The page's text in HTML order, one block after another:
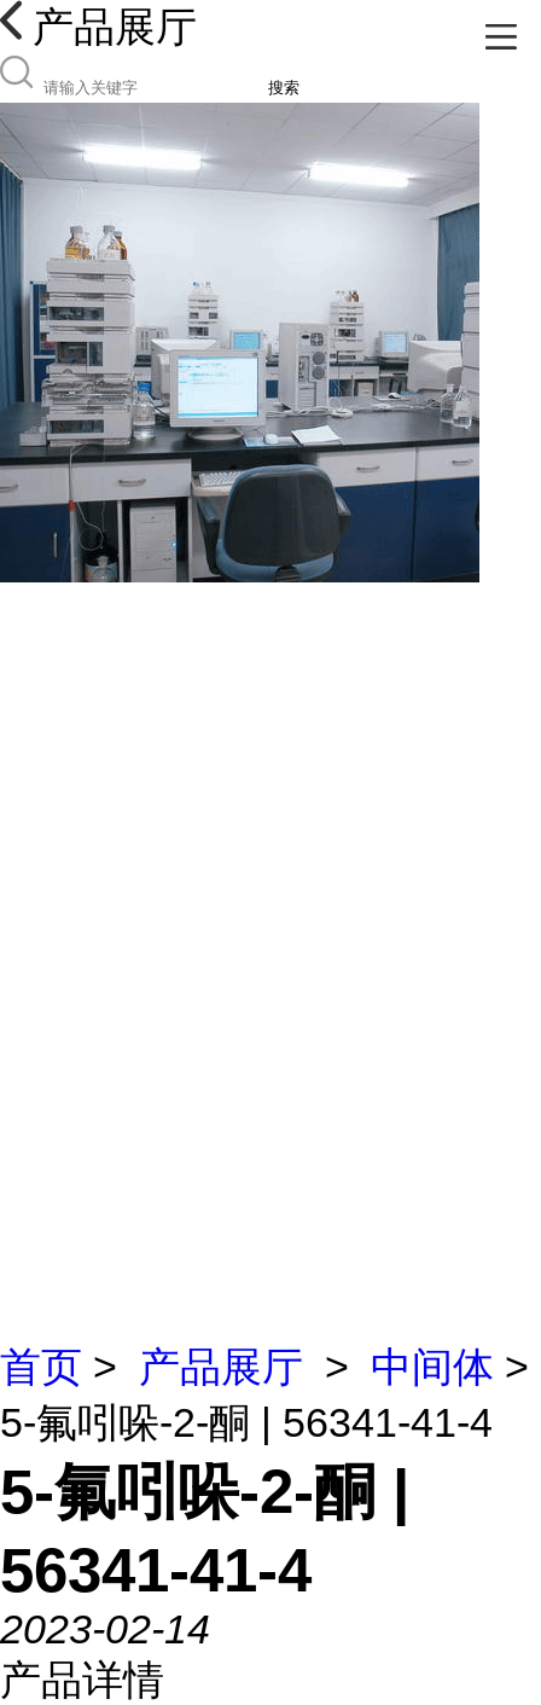
产品展厅
搜索
首页 > 产品展厅 > 中间体 >
5-氟吲哚-2-酮 | 56341-41-4
5-氟吲哚-2-酮 |
56341-41-4
2023-02-14
产品详情